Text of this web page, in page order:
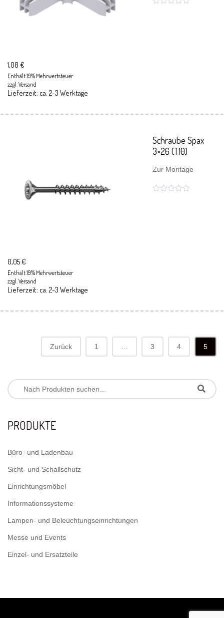
1,08 €
Enthält 19% Mehrwertsteuer
zzgl.Versand
Lieferzeit: ca. 2-3 Werktage
Schraube Spax
3×26 (T10)
Zur Montage
0,05€
Enthält 19% Mehrwertsteuer
zzgl.Versand
Lieferzeit: ca. 2-3 Werktage
Zurück 1 3 4 5
PRODUKTE
Büro- und Ladenbau
Sicht- und Schallschutz
Einrichtungsmöbel
Informationssysteme
Lampen- und Beleuchtungseinrichtungen
Messe und Events
Einzel- und Ersatzteile